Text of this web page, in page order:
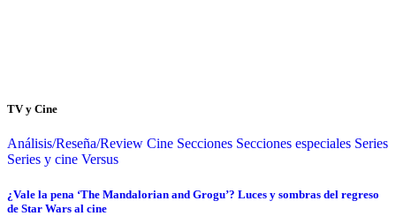
TV y Cine
Análisis/Reseña/Review Cine Secciones Secciones especiales Series
Series y cine Versus
¿Vale la pena ‘The Mandalorian and Grogu’? Luces y sombras del regreso
de Star Wars al cine